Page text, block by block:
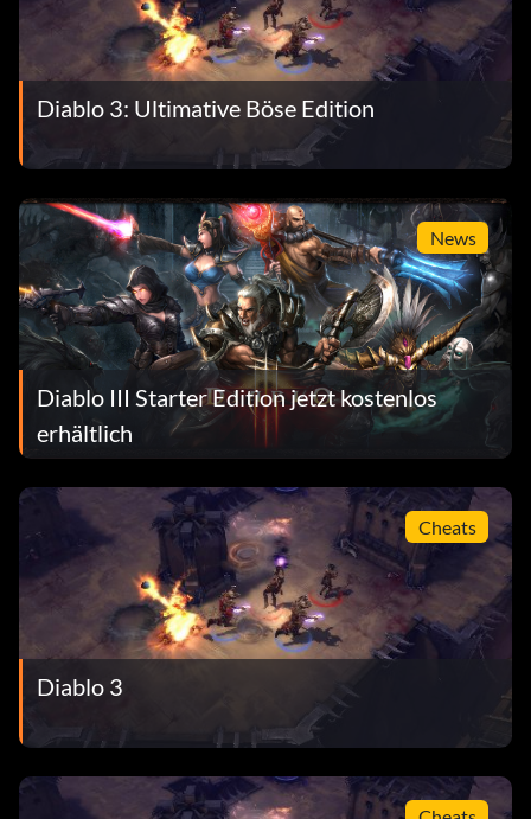
Diablo 3: Ultimative Böse Edition
News
Diablo III Starter Edition jetzt kostenlos
erhältlich
Cheats
Diablo 3